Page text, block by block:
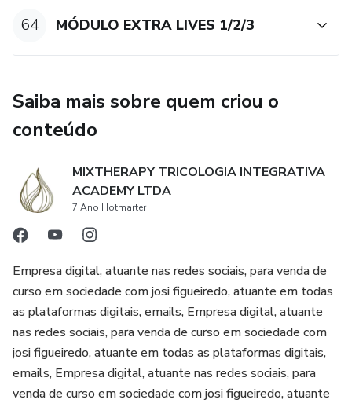
64 MÓDULO EXTRA LIVES 1/2/3
Saiba mais sobre quem criou o
conteúdo
MIXTHERAPY TRICOLOGIA INTEGRATIVA
ACADEMY LTDA
7 Ano Hotmarter
Empresa digital, atuante nas redes sociais, para venda de
curso em sociedade com josi figueiredo, atuante em todas
as plataformas digitais, emails, Empresa digital, atuante
nas redes sociais, para venda de curso em sociedade com
josi figueiredo, atuante em todas as plataformas digitais,
emails, Empresa digital, atuante nas redes sociais, para
venda de curso em sociedade com josi figueiredo, atuante